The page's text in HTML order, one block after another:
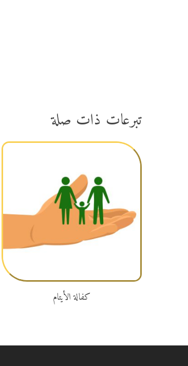
تبرعات ذات صلة
تبرع
كفالة الأيتام